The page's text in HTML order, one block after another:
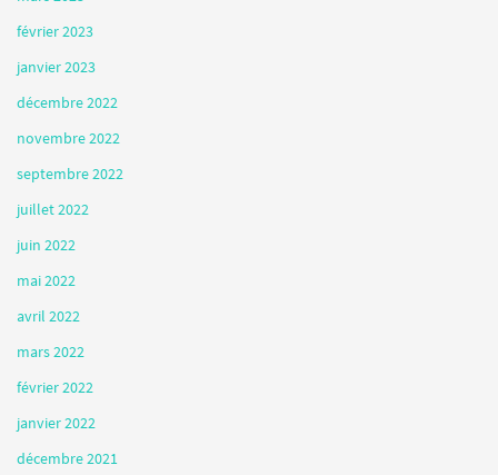
février 2023
janvier 2023
décembre 2022
novembre 2022
septembre 2022
juillet 2022
juin 2022
mai 2022
avril 2022
mars 2022
février 2022
janvier 2022
décembre 2021